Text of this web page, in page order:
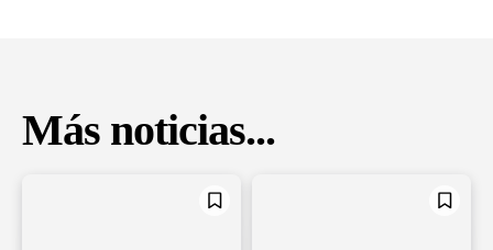
Más noticias...